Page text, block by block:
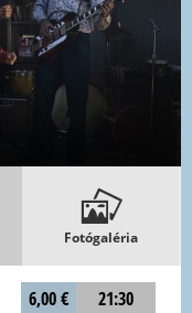
Fotógaléria
6,00€ 21:30